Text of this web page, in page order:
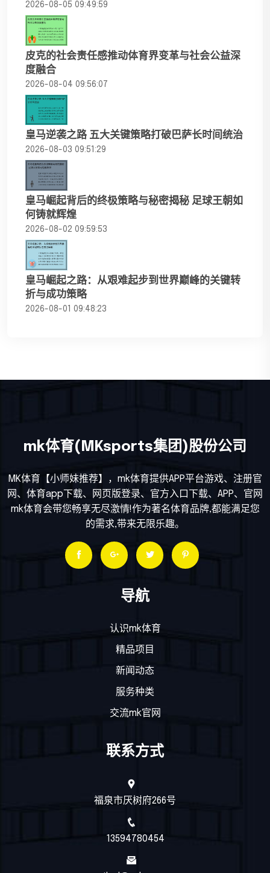
2026-08-05 09:49:59
皮克的社会责任感推动体育界变革与社会公益深
度融合
2026-08-04 09:56:07
皇马逆袭之路 五大关键策略打破巴萨长时间统治
2026-08-03 09:51:29
皇马崛起背后的终极策略与秘密揭秘 足球王朝如
何铸就辉煌
2026-08-02 09:59:53
皇马崛起之路：从艰难起步到世界巅峰的关键转
折与成功策略
2026-08-01 09:48:23
mk体育(MKsports集团)股份公司
MK体育【小师妹推荐】，mk体育提供APP平台游戏、注册官
网、体育app下载、网页版登录、官方入口下载、APP、官网
mk体育会带您畅享无尽激情!作为著名体育品牌,都能满足您
的需求,带来无限乐趣。
导航
认识mk体育
精品项目
新闻动态
服务种类
交流mk官网
联系方式
福泉市厌树府266号
13594780454